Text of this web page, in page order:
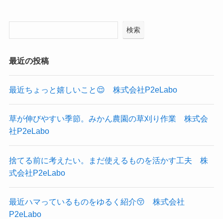
検索
最近の投稿
最近ちょっと嬉しいこと😌 株式会社P2eLabo
草が伸びやすい季節。みかん農園の草刈り作業 株式会
社P2eLabo
捨てる前に考えたい。まだ使えるものを活かす工夫 株
式会社P2eLabo
最近ハマっているものをゆるく紹介😚 株式会社
P2eLabo